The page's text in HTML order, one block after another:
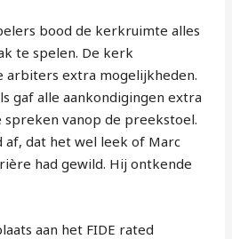
bood de kerkruimte alles
te spelen. De kerk
arbiters extra mogelijkheden.
gaf alle aankondigingen extra
vanop de preekstoel.
af, dat het wel leek of Marc
had gewild. Hij ontkende
aan het FIDE rated